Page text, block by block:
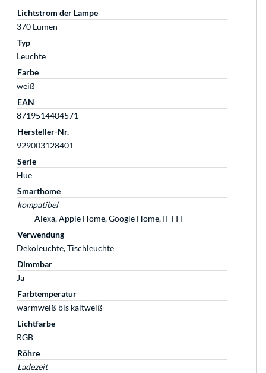
Lichtstrom der Lampe
370 Lumen
Typ
Leuchte
Farbe
weiß
EAN
8719514404571
Hersteller-Nr.
929003128401
Serie
Hue
Smarthome
kompatibel
Alexa, Apple Home, Google Home, IFTTT
Verwendung
Dekoleuchte, Tischleuchte
Dimmbar
Ja
Farbtemperatur
warmweiß bis kaltweiß
Lichtfarbe
RGB
Röhre
Ladezeit